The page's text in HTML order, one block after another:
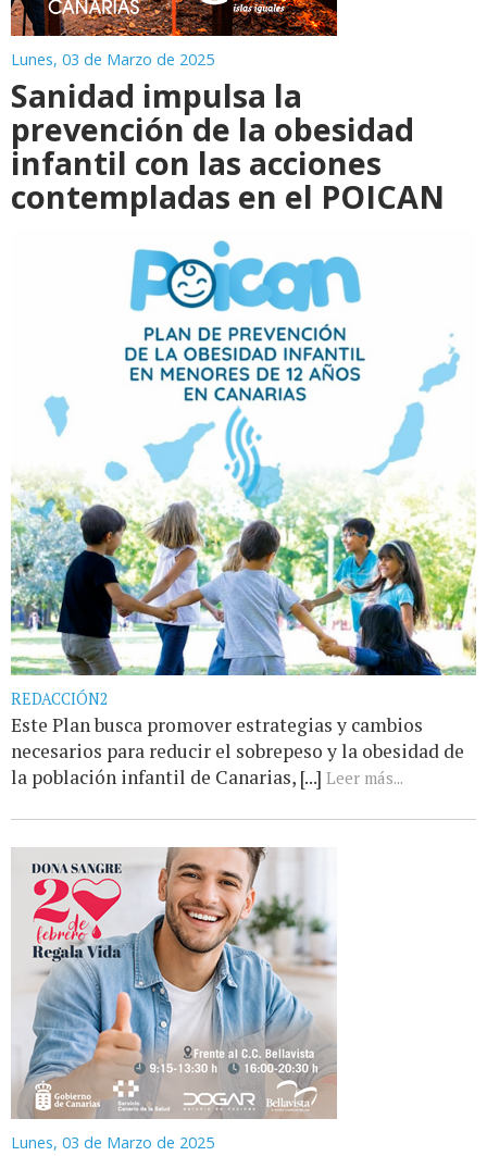
Lunes, 03 de Marzo de 2025
Sanidad impulsa la
prevención de la obesidad
infantil con las acciones
contempladas en el POICAN
REDACCIÓN2
Este Plan busca promover estrategias y cambios
necesarios para reducir el sobrepeso y la obesidad de
la población infantil de Canarias, [...] Leer más...
Lunes, 03 de Marzo de 2025